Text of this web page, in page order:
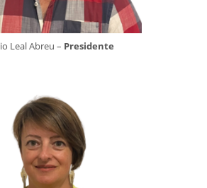
Leal Abreu – Presidente